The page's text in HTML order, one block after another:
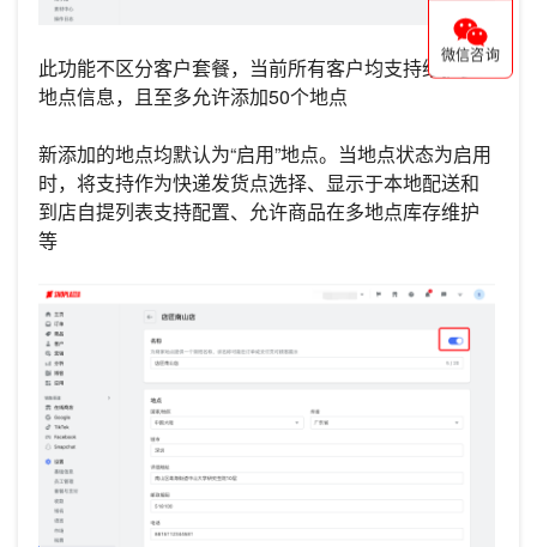
此功能不区分客户套餐，当前所有客户均支持维护多
地点信息，且至多允许添加50个地点
新添加的地点均默认为“启用”地点。当地点状态为启用
时，将支持作为快递发货点选择、显示于本地配送和
到店自提列表支持配置、允许商品在多地点库存维护
等
微信咨询